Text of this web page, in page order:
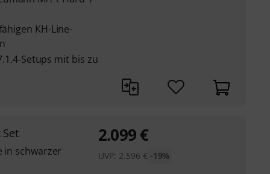
KH-Line-
Setups mit bis zu
in schwarzer
2.099€
UVP: 2.596 € -19%